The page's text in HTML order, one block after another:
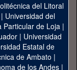
del Litoral
Universidad del
Particular de Loja|
| Universidad
Estatal de
de Ambato |
de los Andes|